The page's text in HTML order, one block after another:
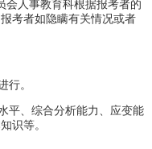
会人事教育科根据报考者的
考者如隐瞒有关情况或者
行。
平、综合分析能力、应变能
识等。